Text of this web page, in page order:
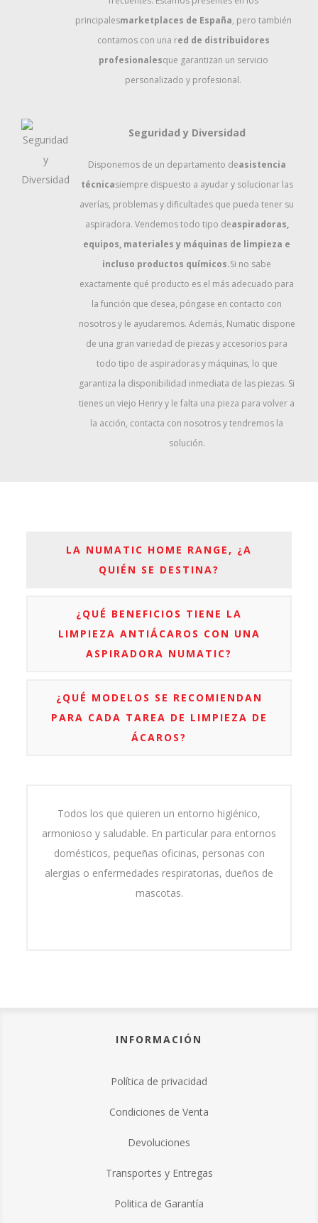
principalesmarketplaces de España, pero también
contamos con una red de distribuidores
profesionalesque garantizan un servicio
personalizado y profesional.
Seguridad y Diversidad
Disponemos de un departamento deasistencia
técnicasiempre dispuesto a ayudar y solucionar las
averías, problemas y dificultades que pueda tener su
aspiradora. Vendemos todo tipo deaspiradoras,
equipos, materiales y máquinas de limpieza e
incluso productos químicos.Si no sabe
exactamente qué producto es el más adecuado para
la función que desea, póngase en contacto con
nosotros y le ayudaremos. Además, Numatic dispone
de una gran variedad de piezas y accesorios para
todo tipo de aspiradoras y máquinas, lo que
garantiza la disponibilidad inmediata de las piezas. Si
tienes un viejo Henry y le falta una pieza para volver a
la acción, contacta con nosotros y tendremos la
solución.
LA NUMATIC HOME RANGE, ¿A
QUIÉN SE DESTINA?
¿QUÉ BENEFICIOS TIENE LA
LIMPIEZA ANTIÁCAROS CON UNA
ASPIRADORA NUMATIC?
¿QUÉ MODELOS SE RECOMIENDAN
PARA CADA TAREA DE LIMPIEZA DE
ÁCAROS?
Todos los que quieren un entorno higiénico,
armonioso y saludable. En particular para entornos
domésticos, pequeñas oficinas, personas con
alergias o enfermedades respiratorias, dueños de
mascotas.
INFORMACIÓN
Política de privacidad
Condiciones de Venta
Devoluciones
Transportes y Entregas
Politica de Garantía